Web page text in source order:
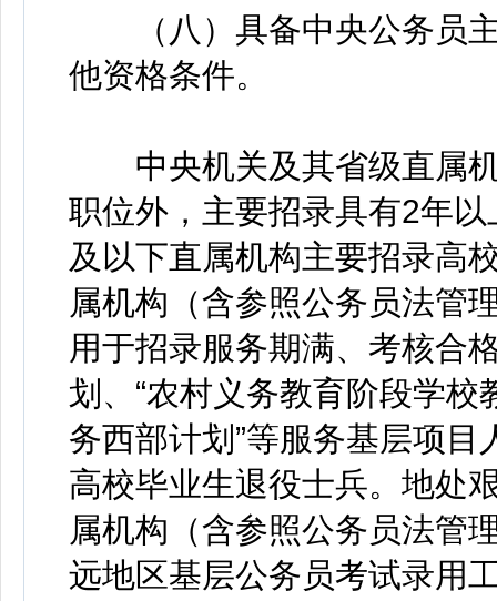
（八）具备中央公务员主
他资格条件。
中央机关及其省级直属机
职位外，主要招录具有2年
及以下直属机构主要招录高
属机构（含参照公务员法管
用于招录服务期满、考核合
划、“农村义务教育阶段学校
务西部计划”等服务基层项
高校毕业生退役士兵。地处
属机构（含参照公务员法管
远地区基层公务员考试录用